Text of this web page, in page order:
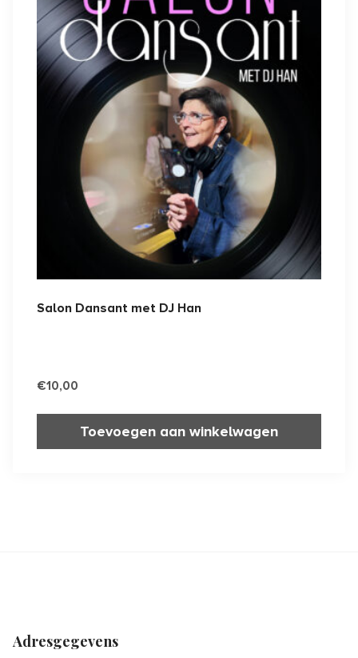
Salon Dansant met DJ Han
€10,00
Toevoegen aan winkelwagen
Adresgegevens